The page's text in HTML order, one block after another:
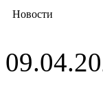
Новости